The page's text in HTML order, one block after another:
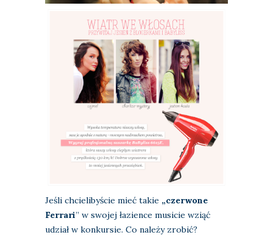
Jeśli chcielibyście mieć takie „czerwone
Ferrari” w swojej łazience musicie wziąć
udział w konkursie. Co należy zrobić?